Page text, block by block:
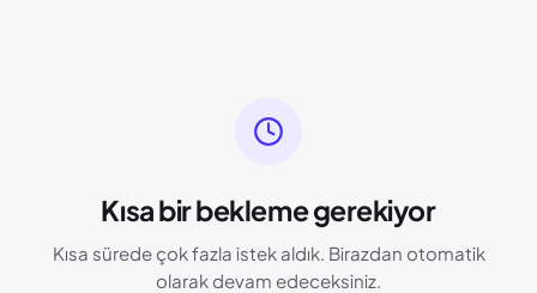
Kısa bir bekleme gerekiyor
Kısa sürede çok fazla istek aldık. Birazdan otomatik
olarak devam edeceksiniz.